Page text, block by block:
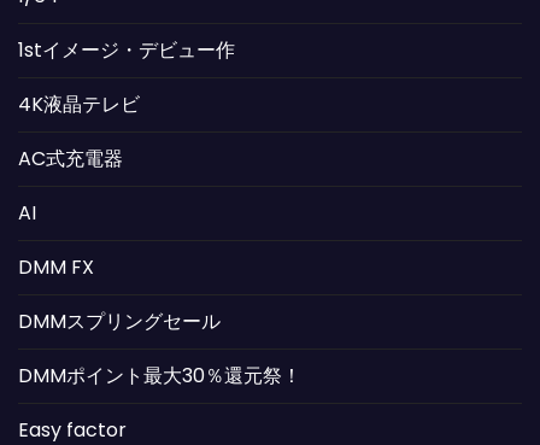
1stイメージ・デビュー作
4K液晶テレビ
AC式充電器
AI
DMM FX
DMMスプリングセール
DMMポイント最大30％還元祭！
Easy factor